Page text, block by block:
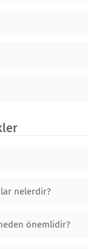
nelerdir?
önemlidir?